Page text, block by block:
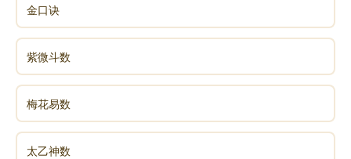
金口诀
紫微斗数
梅花易数
太乙神数